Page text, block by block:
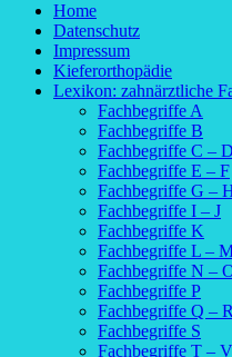
Home
Datenschutz
Impressum
Kieferorthopädie
Lexikon: zahnärztliche
Fachbegriffe A
Fachbegriffe B
Fachbegriffe C – D
Fachbegriffe E – F
Fachbegriffe G –
Fachbegriffe I – J
Fachbegriffe K
Fachbegriffe L –
Fachbegriffe N –
Fachbegriffe P
Fachbegriffe Q – R
Fachbegriffe S
Fachbegriffe T – V